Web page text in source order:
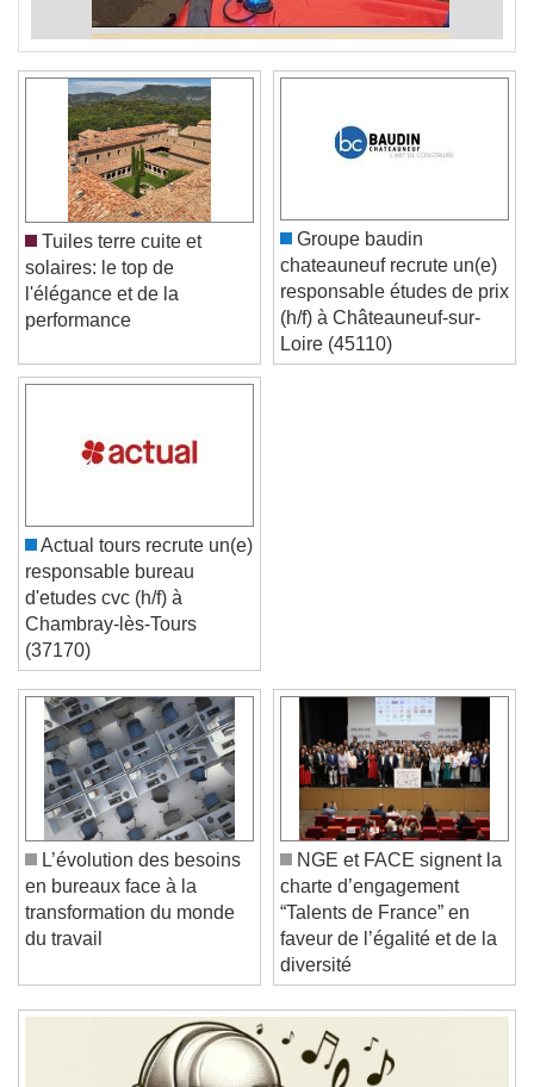
Video Player is loading.
Play Video
Play
Skip Backward
Skip Forward
Unmute
Current Time0:00
/
Duration-:-
Loaded:0%
Stream TypeLIVE
Seek to live, currently behind liveLIVE
Playback Rate
Chapters
Tuiles terre cuite et
solaires: le top de
l'élégance et de la
Groupe baudin
chateauneuf recrute un(e)
responsable études de prix
(h/f) à Châteauneuf-sur-
Loire (45110)
Actual tours recrute un(e)
responsable bureau
d'etudes cvc (h/f) à
Chambray-lès-Tours
(37170)
L’évolution des besoins
en bureaux face à la
transformation du monde
NGE et FACE signent la
charte d’engagement
“Talents de France” en
faveur de l’égalité et de la
diversité